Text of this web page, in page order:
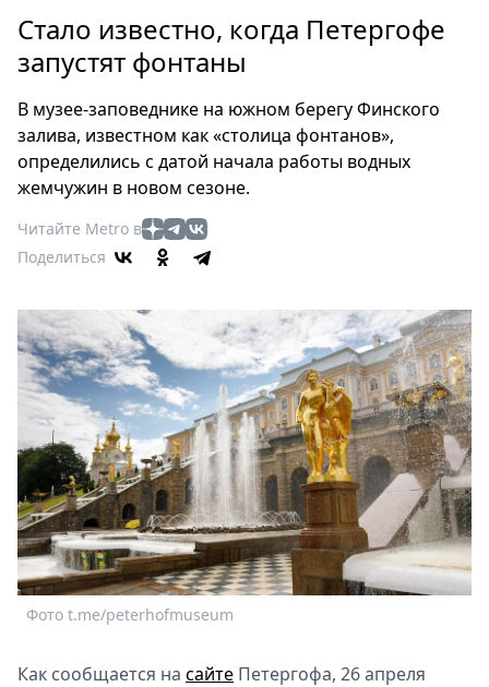
Россия
Мир
Еда
Туризм
Мода
Театр
Кино
Афиша
Книги
Выставки
Пресс-
релизы
О
Metro
Стримы
Спецпроекты
Звезды
Выборы
2026
Скачай
Стало известно, когда Петергофе
запустят фонтаны
В музее-заповеднике на южном берегу Финского
залива, известном как «столица фонтанов»,
определились с датой начала работы водных
жемчужин в новом сезоне.
Читайте Metro в
Поделиться
Фото t.me/peterhofmuseum
Как сообщается на сайте Петергофа, 26 апреля